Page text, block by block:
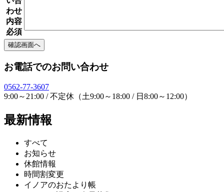
わせ
内容
必須
お電話でのお問い合わせ
0562-77-3607
9:00～21:00 / 不定休（土9:00～18:00 / 日8:00～12:00）
最新情報
すべて
お知らせ
休館情報
時間割変更
イノアのおたより帳